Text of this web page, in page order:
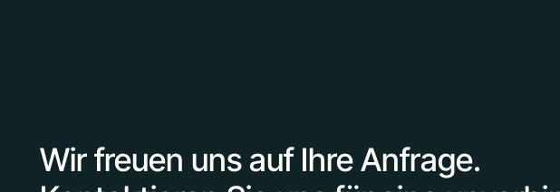
Wir freuen uns auf Ihre Anfrage.